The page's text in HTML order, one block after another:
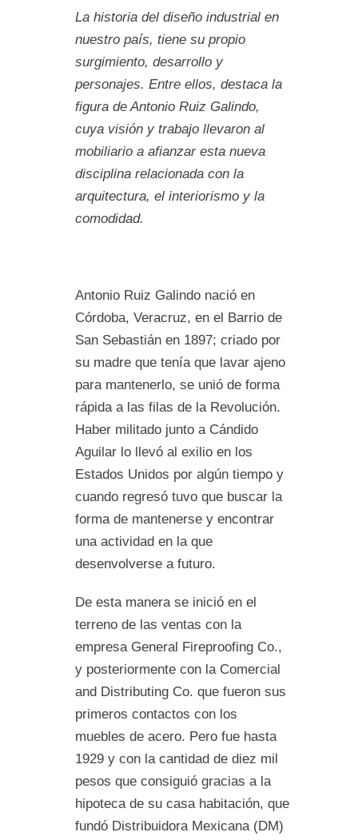
La historia del diseño industrial en
nuestro país, tiene su propio
surgimiento, desarrollo y
personajes. Entre ellos, destaca la
figura de Antonio Ruiz Galindo,
cuya visión y trabajo llevaron al
mobiliario a afianzar esta nueva
disciplina relacionada con la
arquitectura, el interiorismo y la
comodidad.
Antonio Ruiz Galindo nació en
Córdoba, Veracruz, en el Barrio de
San Sebastián en 1897; criado por
su madre que tenía que lavar ajeno
para mantenerlo, se unió de forma
rápida a las filas de la Revolución.
Haber militado junto a Cándido
Aguilar lo llevó al exilio en los
Estados Unidos por algún tiempo y
cuando regresó tuvo que buscar la
forma de mantenerse y encontrar
una actividad en la que
desenvolverse a futuro.
De esta manera se inició en el
terreno de las ventas con la
empresa General Fireproofing Co.,
y posteriormente con la Comercial
and Distributing Co. que fueron sus
primeros contactos con los
muebles de acero. Pero fue hasta
1929 y con la cantidad de diez mil
pesos que consiguió gracias a la
hipoteca de su casa habitación, que
fundó Distribuidora Mexicana (DM)